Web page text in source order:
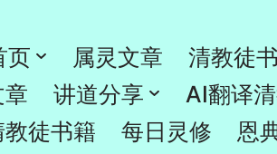
页 属灵文章 清教徒
讲道分享 AI翻译
徒书籍
每日灵修 恩